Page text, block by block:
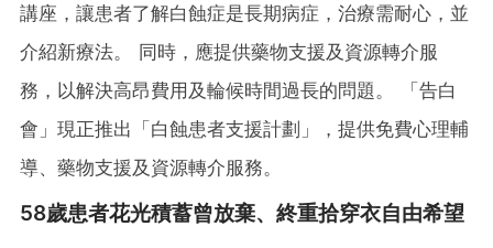
講座，讓患者了解白蝕症是長期病症，治療需耐心，並
介紹新療法。 同時，應提供藥物支援及資源轉介服
務，以解決高昂費用及輪候時間過長的問題。 「告白
會」現正推出「白蝕患者支援計劃」，提供免費心理輔
導、藥物支援及資源轉介服務。
58歲患者花光積蓄曾放棄、終重拾穿衣自由希望